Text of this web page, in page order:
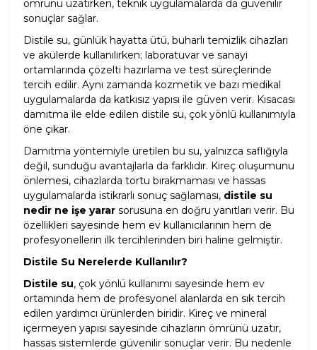
ömrünü uzatırken, teknik uygulamalarda da güvenilir
sonuçlar sağlar.
Distile su, günlük hayatta ütü, buharlı temizlik cihazları
ve akülerde kullanılırken; laboratuvar ve sanayi
ortamlarında çözelti hazırlama ve test süreçlerinde
tercih edilir. Aynı zamanda kozmetik ve bazı medikal
uygulamalarda da katkısız yapısı ile güven verir. Kısacası
damıtma ile elde edilen distile su, çok yönlü kullanımıyla
öne çıkar.
Damıtma yöntemiyle üretilen bu su, yalnızca saflığıyla
değil, sunduğu avantajlarla da farklıdır. Kireç oluşumunu
önlemesi, cihazlarda tortu bırakmaması ve hassas
uygulamalarda istikrarlı sonuç sağlaması, distile su
nedir ne işe yarar sorusuna en doğru yanıtları verir. Bu
özellikleri sayesinde hem ev kullanıcılarının hem de
profesyonellerin ilk tercihlerinden biri haline gelmiştir.
Distile Su Nerelerde Kullanılır?
Distile su, çok yönlü kullanımı sayesinde hem ev
ortamında hem de profesyonel alanlarda en sık tercih
edilen yardımcı ürünlerden biridir. Kireç ve mineral
içermeyen yapısı sayesinde cihazların ömrünü uzatır,
hassas sistemlerde güvenilir sonuçlar verir. Bu nedenle